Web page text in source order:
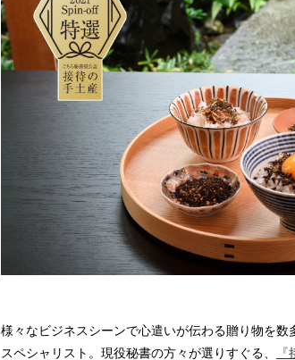
様々なビジネスシーンで心遣いが伝わる贈り物を
スペシャリスト。現役秘書の方々が選りすぐる、